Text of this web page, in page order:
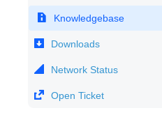
Knowledgebase
Downloads
Network Status
Open Ticket